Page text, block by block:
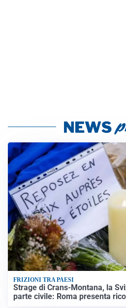
FRIZIONI TRA PAESI
Strage di Crans-Montana, la
parte civile: Roma presenta